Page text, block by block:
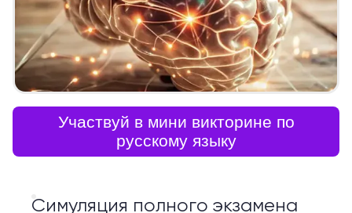
Участвуй в мини викторине по
русскому языку
Симуляция полного экзамена